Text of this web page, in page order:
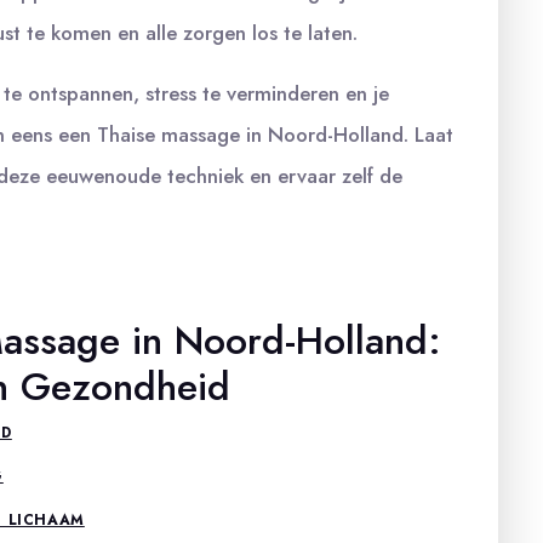
te komen en alle zorgen los te laten.
ontspannen, stress te verminderen en je
een Thaise massage in Noord-Holland. Laat
eeuwenoude techniek en ervaar zelf de
in Noord-Holland:
Gezondheid
LICHAAM